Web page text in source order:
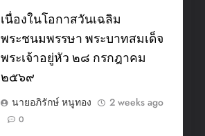
เนื่องในโอกาสวันเฉลิม
พระชนมพรรษา พระบาทสมเด็จ
พระเจ้าอยู่หัว ๒๘ กรกฎาคม
๒๕๖๙
นายอภิรักษ์ หนูทอง
2 weeks ago
0